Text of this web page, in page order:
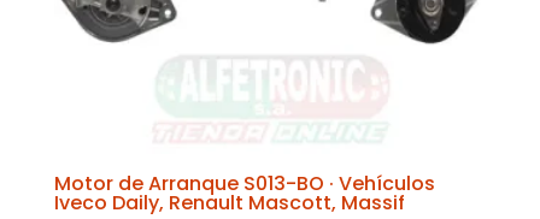
Motor de Arranque S013-BO · Vehículos
Iveco Daily, Renault Mascott, Massif